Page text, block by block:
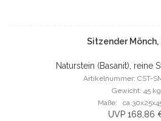
Sitzender Mönch,
Naturstein (Basanit), reine
Artikelnummer: CST-
Gewicht: 45 kg
Maße:
UVP 168,86